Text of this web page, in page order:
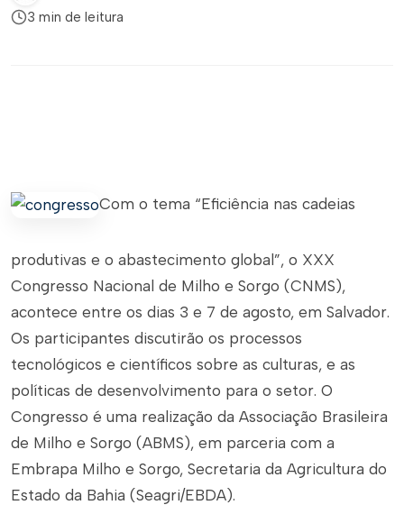
3 min de leitura
Com o tema “Eficiência nas cadeias
produtivas e o abastecimento global”, o XXX
Congresso Nacional de Milho e Sorgo (CNMS),
acontece entre os dias 3 e 7 de agosto, em Salvador.
Os participantes discutirão os processos
tecnológicos e científicos sobre as culturas, e as
políticas de desenvolvimento para o setor. O
Congresso é uma realização da Associação Brasileira
de Milho e Sorgo (ABMS), em parceria com a
Embrapa Milho e Sorgo, Secretaria da Agricultura do
Estado da Bahia (Seagri/EBDA).